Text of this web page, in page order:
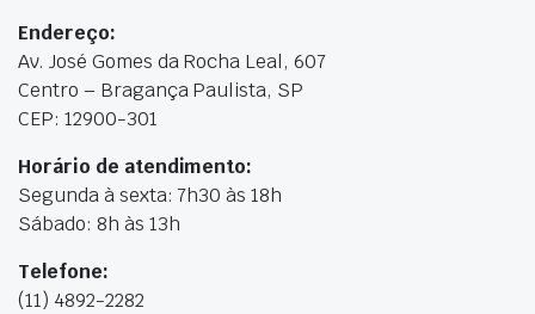
Endereço:
Av. José Gomes da Rocha Leal, 607
Centro – Bragança Paulista, SP
CEP: 12900-301
Horário de atendimento:
Segunda à sexta: 7h30 às 18h
Sábado: 8h às 13h
Telefone:
(11) 4892-2282